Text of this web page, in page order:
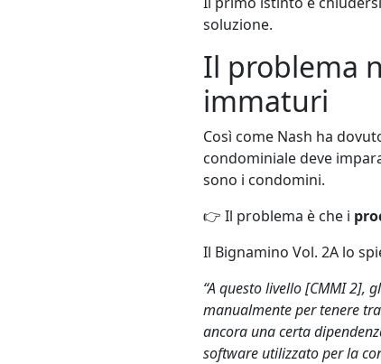
soluzione.
Il problema
immaturi
Così come Nash ha
condominiale deve
sono i condomini.
👉 Il problema è che i
Il Bignamino Vol. 2A lo
“A questo livello [CMMI
manualmente per tenere
ancora una certa
software utilizzato per la